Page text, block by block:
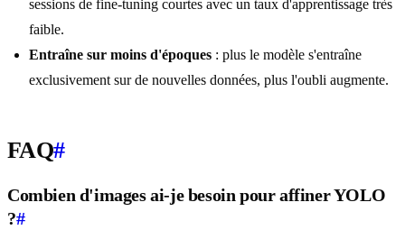
sessions de fine-tuning courtes avec un taux d'apprentissage très
faible.
Entraîne sur moins d'époques : plus le modèle s'entraîne
exclusivement sur de nouvelles données, plus l'oubli augmente.
FAQ#
Combien d'images ai-je besoin pour affiner YOLO
?#